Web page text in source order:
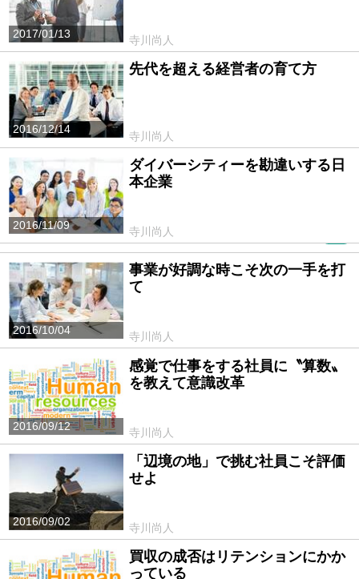
2017/01/13
寺川尚人
2016/12/14
先代を超える経営者の育て方
寺川尚人
2016/11/09
ダイバーシティーを勘違いする日
本企業
寺川尚人
2016/10/04
事業が好調な時こそ次の一手を打
て
寺川尚人
2016/09/12
感覚で仕事をする社員に〝算数〟
を教えて意識改革
寺川尚人
2016/09/02
「辺境の地」で挑む社員こそ評価
せよ
寺川尚人
買収の成否はリテンションにかか
っている